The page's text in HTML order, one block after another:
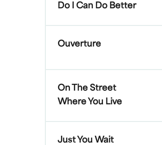
Do I Can Do Better
Ouverture
On The Street
Where You Live
Just You Wait